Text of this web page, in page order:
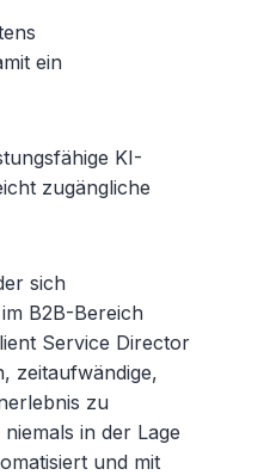
ein
KI-
zugängliche
sich
B2B-Bereich
Service Director
zeitaufwändige,
zu
in der Lage
und mit